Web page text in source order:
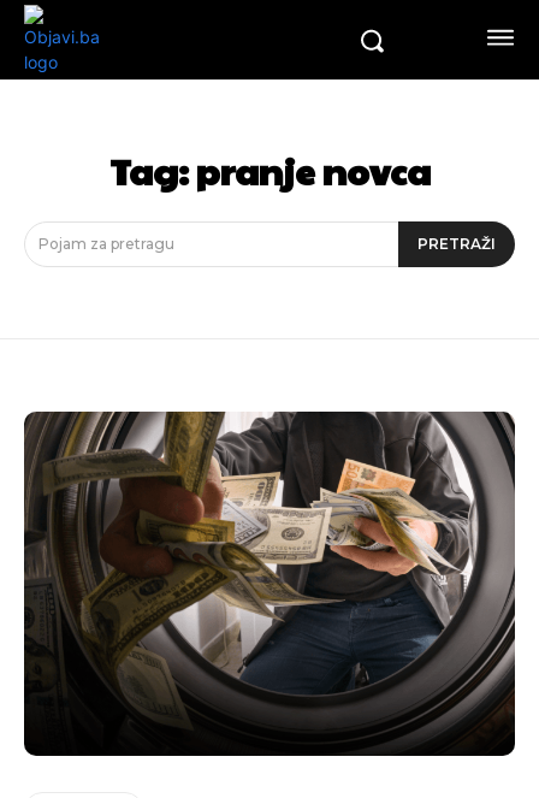
Tag:pranje novca
Pojam za pretragu PRETRAŽI